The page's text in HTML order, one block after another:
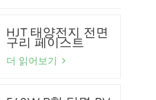
HJT 태양전지 전면
구리 페이스트
더 읽어보기